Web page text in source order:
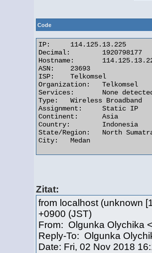
Code
IP:	114.125.13.225
Decimal:	1920798177
Hostname:	114.125.13.225
ASN:	23693
ISP:	Telkomsel
Organization:	Telkomsel
Services:	None detected
Type:	Wireless Broadband
Assignment:	Static IP
Continent:	Asia
Country:	Indonesia
State/Region:	North Sumatra
City:	Medan
Zitat:
from localhost (unknown
+0900 (JST)
From: Olgunka Olychika
Reply-To: Olgunka
Date: Fri, 02 Nov 2018